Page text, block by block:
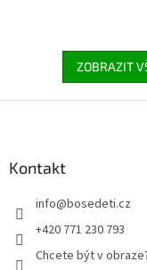
ZOBRAZIT
Kontakt
info@bosedeti.cz
+420 771 230 793
Chcete být v